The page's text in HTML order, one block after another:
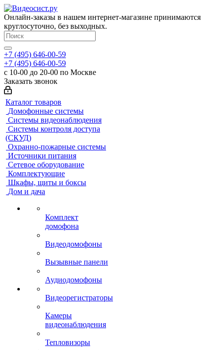
Онлайн-заказы в нашем интернет-магазине принимаются
круглосуточно, без выходных.
+7 (495) 646-00-59
+7 (495) 646-00-59
с 10-00 до 20-00 по Москве
Заказать звонок
Каталог товаров
Домофонные системы
Системы видеонаблюдения
Системы контроля доступа
(СКУД)
Охранно-пожарные системы
Источники питания
Сетевое оборудование
Комплектующие
Шкафы, щиты и боксы
Дом и дача
Комплект
домофона
Видеодомофоны
Вызывные панели
Аудиодомофоны
Видеорегистраторы
Камеры
видеонаблюдения
Тепловизоры